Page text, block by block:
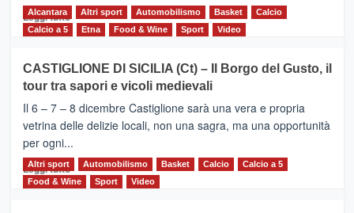
Leggi tutto Leggi
MOIO
ALCANTARA
–
Vivicittà,
alla
scoperta
del
territorio,
Alcantara Altri sport Automobilismo Basket
Calcio
Calcio a 5
Etna Food & Wine Sport Video
CASTIGLIONE DI SICILIA (Ct) – Il Borgo del Gusto, il
tour tra sapori e vicoli medievali
Il 6 – 7 – 8 dicembre Castiglione sarà una vera e propria
vetrina delle delizie locali, non una sagra, ma una opportunità
per ogni...
Leggi tuttoLeggi
di
Altri sport Automobilismo Basket Calcio
Calcio a 5
Food & Wine
Sport Video